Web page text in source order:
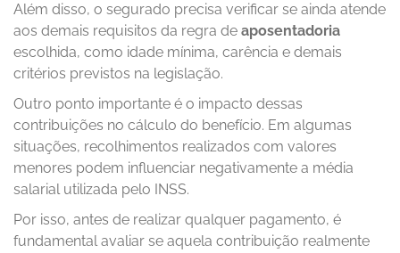
Além disso, o segurado precisa verificar se ainda atende
aos demais requisitos da regra de aposentadoria
escolhida, como idade mínima, carência e demais
critérios previstos na legislação.
Outro ponto importante é o impacto dessas
contribuições no cálculo do benefício. Em algumas
situações, recolhimentos realizados com valores
menores podem influenciar negativamente a média
salarial utilizada pelo INSS.
Por isso, antes de realizar qualquer pagamento, é
fundamental avaliar se aquela contribuição realmente